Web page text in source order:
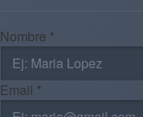
Nombre *
Email *